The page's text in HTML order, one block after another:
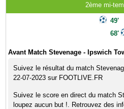
2ème mi-
49'
68'
Avant Match Stevenage - Ipswich
Suivez le résultat du match
22-07-2023 sur FOOTLIVE.FR
Suivez le score en direct du match
loupez aucun but !. Retrouvez des